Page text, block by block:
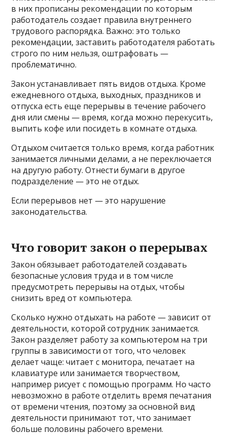
в них прописаны рекомендации по которым
работодатель создает правила внутреннего
трудового распорядка. Важно: это только
рекомендации, заставить работодателя работать
строго по ним нельзя, оштрафовать —
проблематично.
Закон устанавливает пять видов отдыха. Кроме
ежедневного отдыха, выходных, праздников и
отпуска есть еще перерывы в течение рабочего
дня или смены — время, когда можно перекусить,
выпить кофе или посидеть в комнате отдыха.
Отдыхом считается только время, когда работник
занимается личными делами, а не переключается
на другую работу. Отнести бумаги в другое
подразделение — это не отдых.
Если перерывов нет — это нарушение
законодательства.
Что говорит закон о перерывах
Закон обязывает работодателей создавать
безопасные условия труда и в том числе
предусмотреть перерывы на отдых, чтобы
снизить вред от компьютера.
Сколько нужно отдыхать на работе — зависит от
деятельности, которой сотрудник занимается.
Закон разделяет работу за компьютером на три
группы в зависимости от того, что человек
делает чаще: читает с монитора, печатает на
клавиатуре или занимается творчеством,
например рисует с помощью программ. Но часто
невозможно в работе отделить время печатания
от времени чтения, поэтому за основной вид
деятельности принимают тот, что занимает
больше половины рабочего времени.